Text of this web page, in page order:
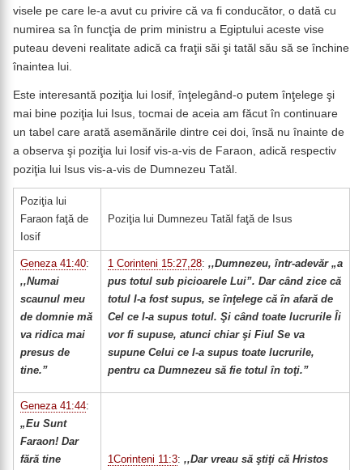
visele pe care le-a avut cu privire că va fi conducător, o dată cu
numirea sa în funcţia de prim ministru a Egiptului aceste vise
puteau deveni realitate adică ca fraţii săi şi tatăl său să se închine
înaintea lui.
Este interesantă poziţia lui Iosif, înţelegând-o putem înţelege şi
mai bine poziţia lui Isus, tocmai de aceia am făcut în continuare
un tabel care arată asemănările dintre cei doi, însă nu înainte de
a observa şi poziţia lui Iosif vis-a-vis de Faraon, adică respectiv
poziţia lui Isus vis-a-vis de Dumnezeu Tatăl.
Poziţia lui
Faraon faţă de
Iosif
Poziţia lui Dumnezeu Tatăl faţă de Isus
Geneza 41:40:
,,Numai
scaunul meu
de domnie mă
va ridica mai
presus de
tine.”
1 Corinteni 15:27,28: ,,Dumnezeu, într-adevăr „a
pus totul sub picioarele Lui”. Dar când zice că
totul I-a fost supus, se înţelege că în afară de
Cel ce I-a supus totul. Şi când toate lucrurile Îi
vor fi supuse, atunci chiar şi Fiul Se va
supune Celui ce I-a supus toate lucrurile,
pentru ca Dumnezeu să fie totul în toţi.”
Geneza 41:44:
„Eu Sunt
Faraon! Dar
fără tine
1Corinteni 11:3: ,,Dar vreau să ştiţi că Hristos